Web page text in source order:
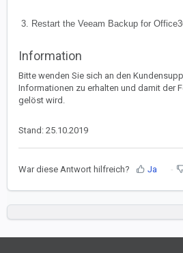
3. Restart the Veeam Backup for
Information
Bitte wenden Sie sich an den
Informationen zu erhalten und damit der
gelöst wird.
Stand: 25.10.2019
War diese Antwort hilfreich? Ja